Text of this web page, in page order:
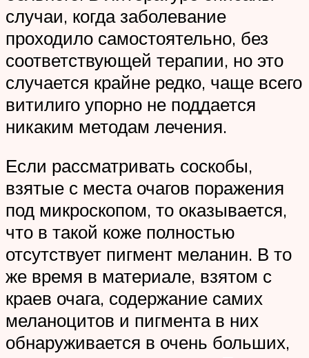
случаи, когда заболевание
проходило самостоятельно, без
соответствующей терапии, но это
случается крайне редко, чаще всего
витилиго упорно не поддается
никаким методам лечения.
Если рассматривать соскобы,
взятые с места очагов поражения
под микроскопом, то оказывается,
что в такой коже полностью
отсутствует пигмент меланин. В то
же время в материале, взятом с
краев очага, содержание самих
меланоцитов и пигмента в них
обнаруживается в очень больших,